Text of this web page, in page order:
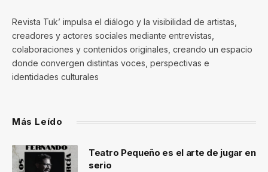
Revista Tuk’ impulsa el diálogo y la visibilidad de artistas,
creadores y actores sociales mediante entrevistas,
colaboraciones y contenidos originales, creando un espacio
donde convergen distintas voces, perspectivas e
identidades culturales
Más Leído
Teatro Pequeño es el arte de jugar en
serio